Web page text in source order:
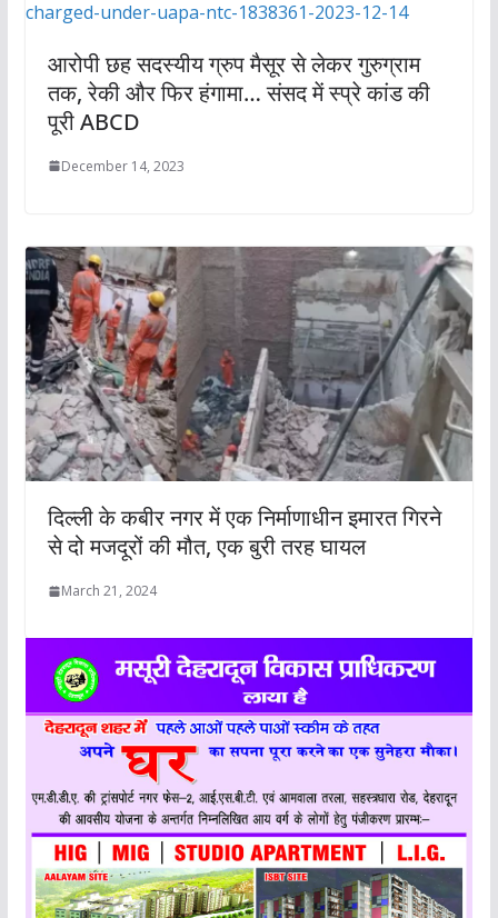
आरोपी छह सदस्यीय ग्रुप मैसूर से लेकर गुरुग्राम
तक, रेकी और फिर हंगामा… संसद में स्प्रे कांड की
पूरी ABCD
December 14, 2023
दिल्ली के कबीर नगर में एक निर्माणाधीन इमारत गिरने
से दो मजदूरों की मौत, एक बुरी तरह घायल
March 21, 2024